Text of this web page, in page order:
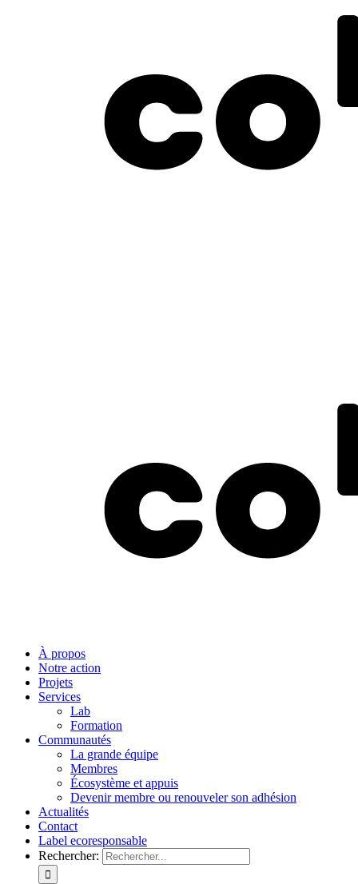
À propos
Notre action
Projets
Services
Lab
Formation
Communautés
La grande équipe
Membres
Écosystème et appuis
Devenir membre ou renouveler son adhésion
Actualités
Contact
Label ecoresponsable
Rechercher: